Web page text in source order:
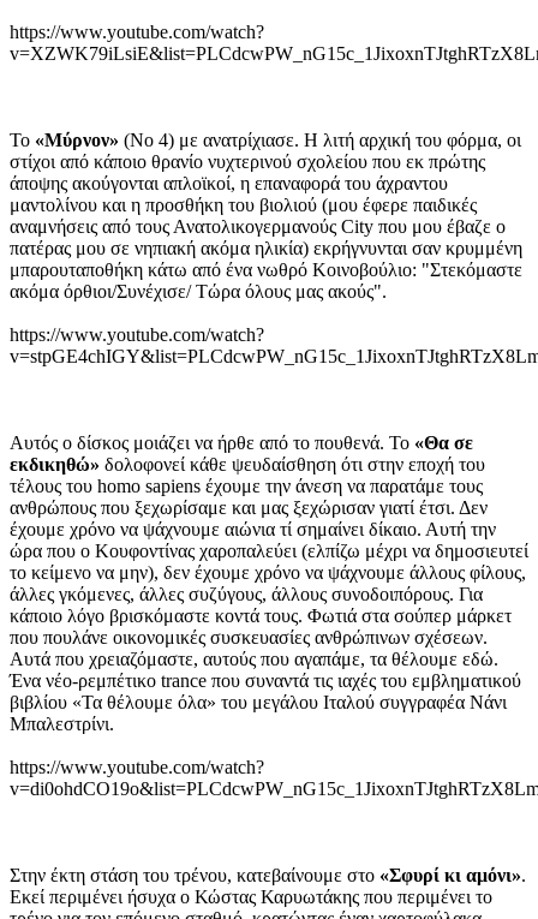
https://www.youtube.com/watch?
Το «Μύρνον» (Νο 4) με ανατρίχιασε. Η λιτή αρχική του φόρμα, οι
στίχοι από κάποιο θρανίο νυχτερινού σχολείου που εκ πρώτης
άποψης ακούγονται απλοϊκοί, η επαναφορά του άχραντου
μαντολίνου και η προσθήκη του βιολιού (μου έφερε παιδικές
αναμνήσεις από τους Ανατολικογερμανούς City που μου έβαζε ο
πατέρας μου σε νηπιακή ακόμα ηλικία) εκρήγνυνται σαν κρυμμένη
μπαρουταποθήκη κάτω από ένα νωθρό Κοινοβούλιο: "Στεκόμαστε
ακόμα όρθιοι/Συνέχισε/ Τώρα όλους μας ακούς".
https://www.youtube.com/watch?
Αυτός ο δίσκος μοιάζει να ήρθε από το πουθενά. Το «Θα σε
εκδικηθώ» δολοφονεί κάθε ψευδαίσθηση ότι στην εποχή του
τέλους του homo sapiens έχουμε την άνεση να παρατάμε τους
ανθρώπους που ξεχωρίσαμε και μας ξεχώρισαν γιατί έτσι. Δεν
έχουμε χρόνο να ψάχνουμε αιώνια τί σημαίνει δίκαιο. Αυτή την
ώρα που ο Κουφοντίνας χαροπαλεύει (ελπίζω μέχρι να δημοσιευτεί
το κείμενο να μην), δεν έχουμε χρόνο να ψάχνουμε άλλους φίλους,
άλλες γκόμενες, άλλες συζύγους, άλλους συνοδοιπόρους. Για
κάποιο λόγο βρισκόμαστε κοντά τους. Φωτιά στα σούπερ μάρκετ
που πουλάνε οικονομικές συσκευασίες ανθρώπινων σχέσεων.
Αυτά που χρειαζόμαστε, αυτούς που αγαπάμε, τα θέλουμε εδώ.
Ένα νέο-ρεμπέτικο trance που συναντά τις ιαχές του εμβληματικού
βιβλίου «Τα θέλουμε όλα» του μεγάλου Ιταλού συγγραφέα Νάνι
Μπαλεστρίνι.
https://www.youtube.com/watch?
Στην έκτη στάση του τρένου, κατεβαίνουμε στο «Σφυρί κι αμόνι».
Εκεί περιμένει ήσυχα ο Κώστας Καρυωτάκης που περιμένει το